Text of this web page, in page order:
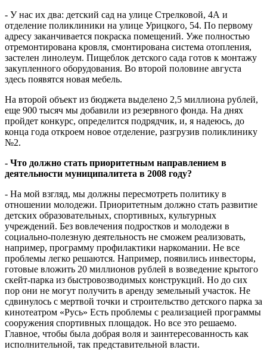
- У нас их два: детский сад на улице Стрелковой, 4А и
отделение поликлиники на улице Урицкого, 54. По первому
адресу заканчивается покраска помещений. Уже полностью
отремонтирована кровля, смонтирована система отопления,
застелен линолеум. Пищеблок детского сада готов к монтажу
закупленного оборудования. Во второй половине августа
здесь появятся новая мебель.
На второй объект из бюджета выделено 2,5 миллиона рублей,
еще 900 тысяч мы добавили из резервного фонда. На днях
пройдет конкурс, определится подрядчик, и, я надеюсь, до
конца года откроем новое отделение, разгрузив поликлинику
№2.
- Что должно стать приоритетным направлением в
деятельности муниципалитета в 2008 году?
- На мой взгляд, мы должны пересмотреть политику в
отношении молодежи. Приоритетным должно стать развитие
детских образовательных, спортивных, культурных
учреждений. Без вовлечения подростков и молодежи в
социально-полезную деятельность не сможем реализовать,
например, программу профилактики наркомании. Не все
проблемы легко решаются. Например, появились инвесторы,
готовые вложить 20 миллионов рублей в возведение крытого
скейт-парка из быстровозводимых конструкций. Но до сих
пор они не могут получить в аренду земельный участок. Не
сдвинулось с мертвой точки и строительство детского парка за
кинотеатром «Русь» Есть проблемы с реализацией программы
сооружения спортивных площадок. Но все это решаемо.
Главное, чтобы была добрая воля и заинтересованность как
исполнительной, так представительной власти.